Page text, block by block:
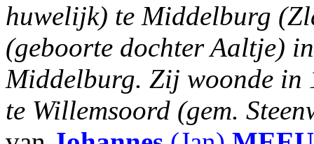
huwelijk) te Middelburg
(geboorte dochter Aaltje)
Middelburg. Zij woonde in
te Willemsoord (gem.